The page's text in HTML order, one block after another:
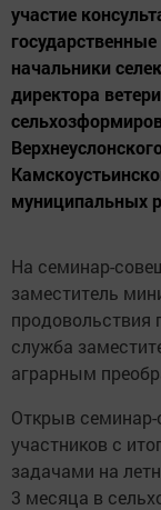
участие
начальники
директора
муниципальных
На семинар-
заместитель
продовольствия
служба
аграрным
Открыв
участников с
задачами на
3 месяца в